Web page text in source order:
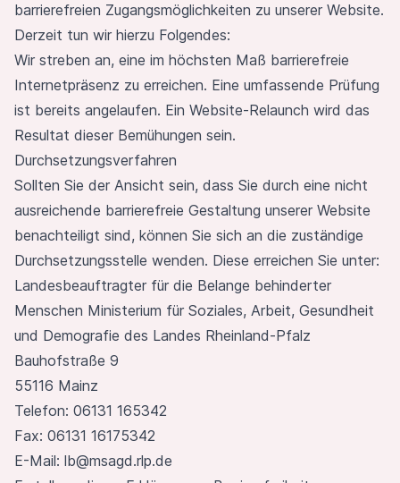
barrierefreien Zugangsmöglichkeiten zu unserer Website.
Derzeit tun wir hierzu Folgendes:
Wir streben an, eine im höchsten Maß barrierefreie
Internetpräsenz zu erreichen. Eine umfassende Prüfung
ist bereits angelaufen. Ein Website-Relaunch wird das
Resultat dieser Bemühungen sein.
Durchsetzungsverfahren
Sollten Sie der Ansicht sein, dass Sie durch eine nicht
ausreichende barrierefreie Gestaltung unserer Website
benachteiligt sind, können Sie sich an die zuständige
Durchsetzungsstelle wenden. Diese erreichen Sie unter:
Landesbeauftragter für die Belange behinderter
Menschen Ministerium für Soziales, Arbeit, Gesundheit
und Demografie des Landes Rheinland-Pfalz
Bauhofstraße 9
55116 Mainz
Telefon: 06131 165342
Fax: 06131 16175342
E-Mail: lb@msagd.rlp.de